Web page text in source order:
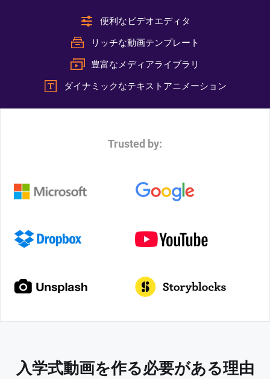
便利なビデオエディタ
リッチな動画テンプレート
豊富なメディアライブラリ
ダイナミックなテキストアニメーション
Trusted by:
入学式動画を作る必要がある理由